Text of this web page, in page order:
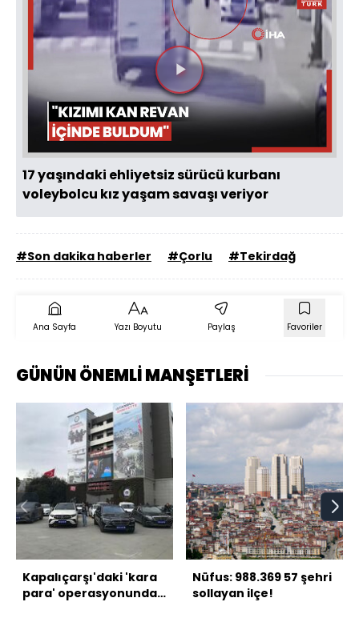
Videoyu
Oynat
17 yaşındaki ehliyetsiz sürücü kurbanı
voleybolcu kız yaşam savaşı veriyor
#Son dakika haberler #Çorlu #Tekirdağ
Ana Sayfa Yazı Boyutu Paylaş Favoriler
GÜNÜN ÖNEMLİ MANŞETLERİ
Kapalıçarşı'daki 'kara
para' operasyonunda
Nüfus: 988.369 57 şehri
sollayan ilçe!